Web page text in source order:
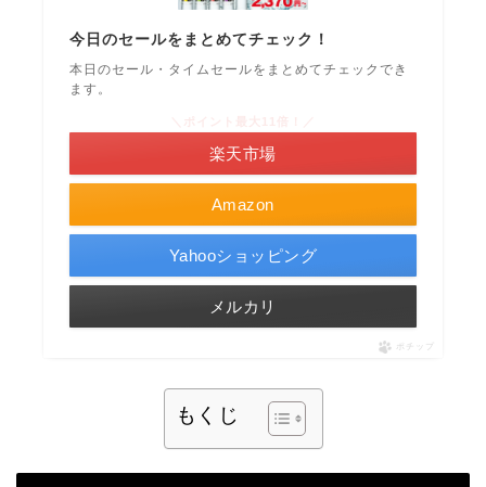
今日のセールをまとめてチェック！
本日のセール・タイムセールをまとめてチェックでき
ます。
Amazon
楽天市場
Yahooショッピング
メルカリ
ポチップ
もくじ